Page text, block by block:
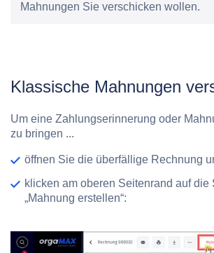
Mahnungen Sie verschicken wollen.
Klassische Mahnungen
Um eine Zahlungserinnerung oder
zu bringen ...
öffnen Sie die überfällige Rechnung
klicken am oberen Seitenrand auf die
„Mahnung erstellen“: